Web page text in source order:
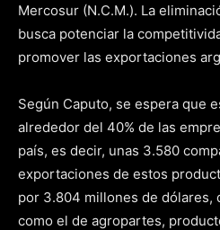
Mercosur (N.C.M.). La
busca potenciar la
promover las exportaciones
Según Caputo, se espera que
alrededor del 40% de las
país, es decir, unas 3.580
exportaciones de estos
por 3.804 millones de dólares,
como el de agropartes,